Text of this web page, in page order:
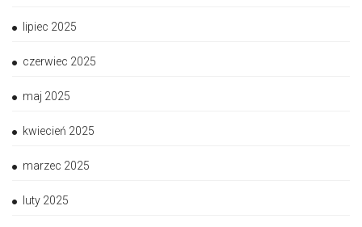
lipiec 2025
czerwiec 2025
maj 2025
kwiecień 2025
marzec 2025
luty 2025